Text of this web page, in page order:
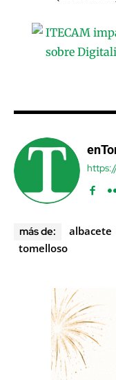
más de: albacete
tomelloso